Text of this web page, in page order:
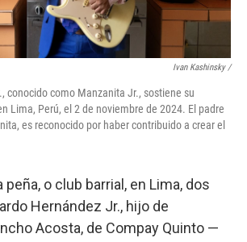
Ivan Kashinsky/
conocido como Manzanita Jr., sostiene su
Lima, Perú, el 2 de noviembre de 2024. El padre
es reconocido por haber contribuido a crear el
peña, o club barrial, en Lima, dos
Hernández Jr., hijo de
Acosta, de Compay Quinto —